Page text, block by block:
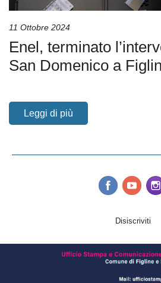
11 Ottobre 2024
Enel, terminato
San Domenico a
Leggi di più
Disiscriviti